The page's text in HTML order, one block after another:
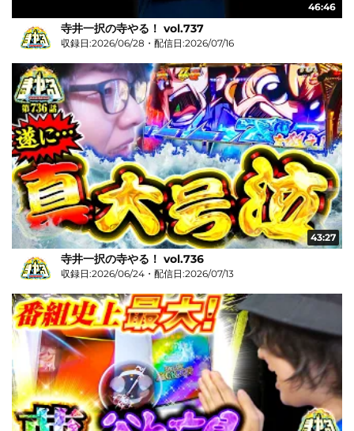
46:46
寺井一択の寺やる！ vol.737
収録日:2026/06/28・配信日:2026/07/16
43:27
寺井一択の寺やる！ vol.736
収録日:2026/06/24・配信日:2026/07/13